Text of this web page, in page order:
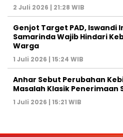
2 Juli 2026 | 21:28 WIB
Genjot Target PAD, Iswandi
Samarinda Wajib Hindari
Warga
1 Juli 2026 | 15:24 WIB
Anhar Sebut Perubahan
Masalah Klasik Penerimaan
1 Juli 2026 | 15:21 WIB